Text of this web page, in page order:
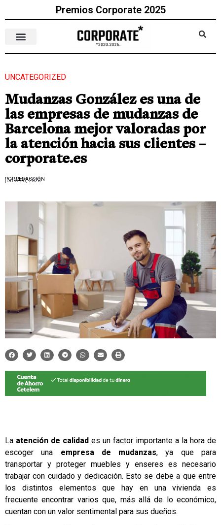
Premios Corporate 2025
UNCATEGORIZED
Mudanzas González es una de
las empresas de mudanzas de
Barcelona mejor valoradas por
la atención hacia sus clientes –
corporate.es
POR REDACCIÓN
junio 25, 2023
La atención de calidad es un factor importante a la hora de
escoger una empresa de mudanzas, ya que para
transportar y proteger muebles y enseres es necesario
trabajar con cuidado y dedicación. Esto se debe a que entre
los distintos elementos que hay en una vivienda es
frecuente encontrar varios que, más allá de lo económico,
cuentan con un valor sentimental para sus dueños.